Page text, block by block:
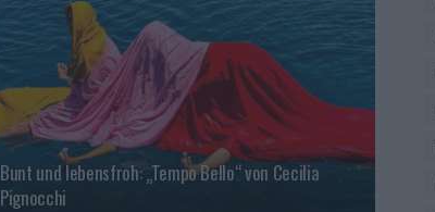
Bunt und lebensfroh: „Tempo Bello“ von Cecilia
Pignocchi